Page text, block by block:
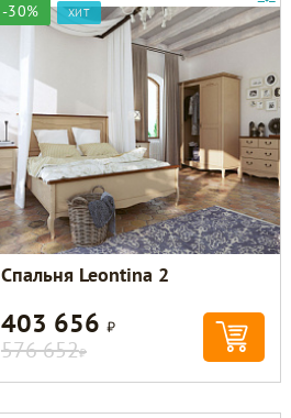
-30% ХИТ
Спальня Leontina 2
403 656 Р
576 652Р